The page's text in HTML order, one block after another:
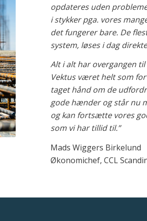
opdateres uden
i stykker pga. vores
det fungerer bare. De
system, løses i dag
Alt i alt har overgangen
Vektus været helt som
taget hånd om de
gode hænder og står nu
og kan fortsætte vores
som vi har tillid til.”
Mads Wiggers Birkelund
Økonomichef, CCL